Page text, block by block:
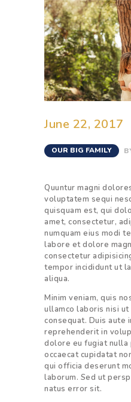
June 22, 2017
OUR BIG FAMILY
Quuntur magni
voluptatem sequi
quisquam est, qui
amet, consectetur,
numquam eius modi
labore et dolore
consectetur
tempor incididunt ut
aliqua.
Minim veniam, quis
ullamco laboris nisi
consequat. Duis aute
reprehenderit in
dolore eu fugiat nulla
occaecat cupidatat
qui officia deserunt
laborum. Sed ut
natus error sit.